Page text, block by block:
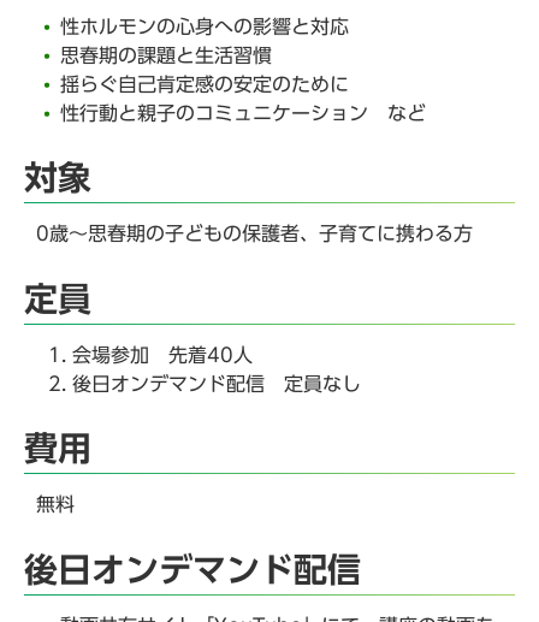
性ホルモンの心身への影響と対応
思春期の課題と生活習慣
揺らぐ自己肯定感の安定のために
性行動と親子のコミュニケーション など
対象
0歳～思春期の子どもの保護者、子育てに携わる方
定員
会場参加 先着40人
後日オンデマンド配信 定員なし
費用
無料
後日オンデマンド配信